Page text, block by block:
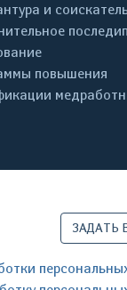
и
повышения
ЗАДАТЬ